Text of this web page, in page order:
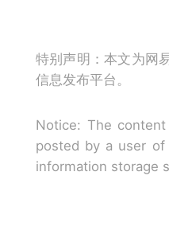
特别声明：本文为网
信息发布平台。
Notice: The
posted by a user of
information storage